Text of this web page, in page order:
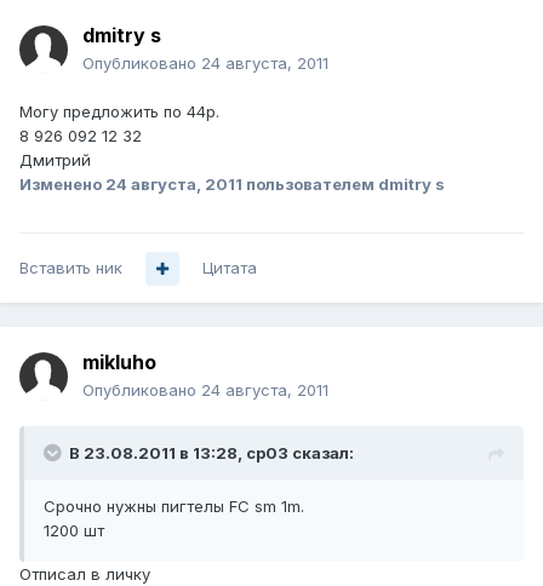
dmitry s
Опубликовано 24 августа, 2011
Могу предложить по 44р.
8 926 092 12 32
Дмитрий
Изменено 24 августа, 2011 пользователем dmitry s
Вставить ник Цитата
mikluho
Опубликовано 24 августа, 2011
В 23.08.2011 в 13:28, cp03 сказал:
Срочно нужны пигтелы FC sm 1m.
1200 шт
Отписал в личку